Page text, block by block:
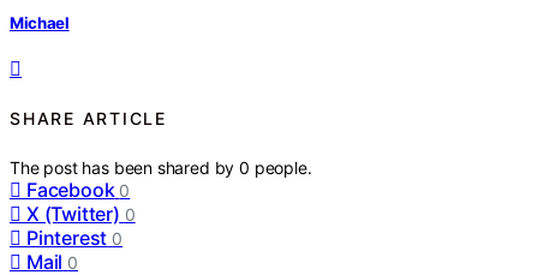
Michael
SHARE ARTICLE
The post has been shared by0 people.
Facebook 0
X (Twitter) 0
Pinterest 0
Mail 0